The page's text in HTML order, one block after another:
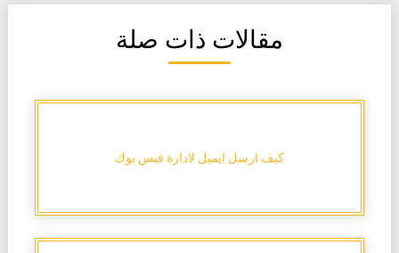
مقالات ذات صلة
كيف ارسل ايميل لادارة فيس بوك